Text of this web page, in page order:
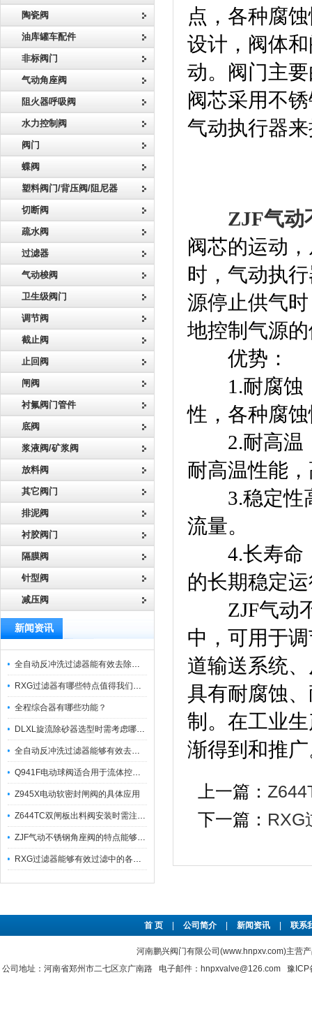
陶瓷阀
油库罐车配件
非标阀门
气动角座阀
阻火器呼吸阀
水力控制阀
阀门
蝶阀
塑料阀门/背压阀/阻尼器
切断阀
疏水阀
过滤器
气动梭阀
卫生级阀门
调节阀
截止阀
止回阀
闸阀
衬氟阀门管件
底阀
浆液阀/矿浆阀
放料阀
其它阀门
排泥阀
衬胶阀门
隔膜阀
针型阀
减压阀
新闻资讯
全自动反冲洗过滤器能有效去除过滤介质上的杂质
RXG过滤器有哪些特点值得我们选择？
全程综合器有哪些功能？
DLXL旋流除砂器选型时需考虑哪些因素？
全自动反冲洗过滤器能够有效去除不同粒径的固体杂
Q941F电动球阀适合用于流体控制需要迅速反应的场合
Z945X电动软密封闸阀的具体应用
Z644TC双闸板出料阀安装时需注意哪些事项？
ZJF气动不锈钢角座阀的特点能够稳定地控制介质流量
RXG过滤器能够有效过滤中的各种杂质
点，各种腐
设计，阀体
动。阀门主
阀芯采用不
气动执行器
ZJF气动
阀芯的运动
时，气动执
源停止供气
地控制气源
优势：
1.耐腐蚀：
性，各种腐
2.耐高温：
耐高温性能
3.稳定性高
流量。
4.长寿命：
的长期稳定
ZJF气动不
中，可用于
道输送系统
具有耐腐蚀
制。在工业
渐得到和推
上一篇：
下一篇： RXG
首 页 公司简介 新闻资讯 联系
河南鹏兴阀门有限公司(www.hnpxv.com)主营
公司地址：河南省郑州市二七区京广南路 电子邮件：hnpxvalve@126.com 豫ICP